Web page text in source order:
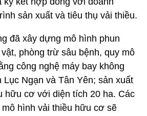
sản xuất và tiêu thụ vải thiều.
đã xây dựng mô hình phun
phòng trừ sâu bệnh, quy mô
công nghệ máy bay không
Ngạn và Tân Yên; sản xuất
hữu cơ với diện tích 20 ha. Các
hình vải thiều hữu cơ sẽ